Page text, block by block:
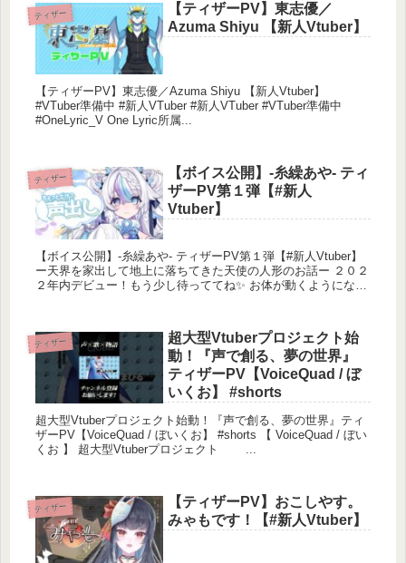
Twitter: https://twitter.com/SoumaKiyora
Twitch: https://www.twitch.tv/soumakiyora_vt
Please follow my Twitter and Twitch！
୨୧┈┈┈┈┈┈┈┈┈┈┈┈┈┈┈┈┈୨୧
#vtuber #ENVtuber #JPVtuber #新人Vtuber #個人
Vtuber #ティザーPV #TeaserTrail
ティザー
【ティザーPV】東志優／
Azuma Shiyu 【新人Vtuber】
【ティザーPV】東志優／Azuma Shiyu 【新人Vtuber】
#VTuber準備中 #新人VTuber #新人VTuber #VTuber準備中
#OneLyric_V One Lyric所属...
ティザー
【ボイス公開】-糸繰あや- ティ
ザーPV第１弾【#新人
Vtuber】
【ボイス公開】-糸繰あや- ティザーPV第１弾【#新人Vtuber】
ー天界を家出して地上に落ちてきた天使の人形のお話ー ２０２
２年内デビュー！もう少し待っててね✨ お体が動くようにな
ティザー
超大型Vtuberプロジェクト始
動！『声で創る、夢の世界』
ティザーPV【VoiceQuad / ぼ
いくお】 #shorts
超大型Vtuberプロジェクト始動！『声で創る、夢の世界』ティ
ザーPV【VoiceQuad / ぼいくお】 #shorts 【 VoiceQuad / ぼい
くお 】 超大型Vtuberプロジェクト ...
ティザー
【ティザーPV】おこしやす。
みゃもです！【#新人Vtuber】